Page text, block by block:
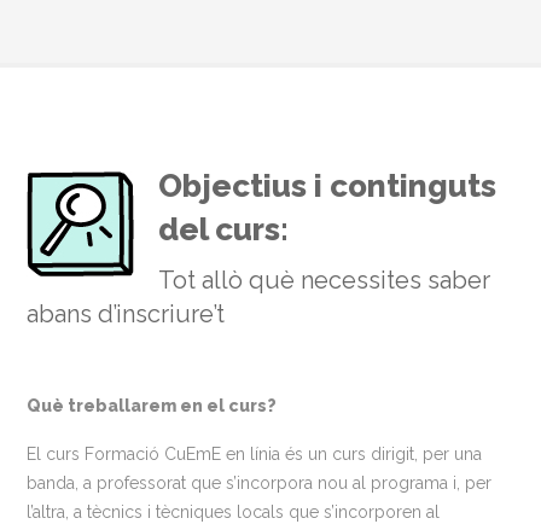
Objectius i continguts
del curs:
Tot allò què necessites saber
abans d’inscriure’t
Què treballarem en el curs?
El curs Formació CuEmE en línia és un curs dirigit, per una
banda, a professorat que s’incorpora nou al programa i, per
l’altra, a tècnics i tècniques locals que s’incorporen al